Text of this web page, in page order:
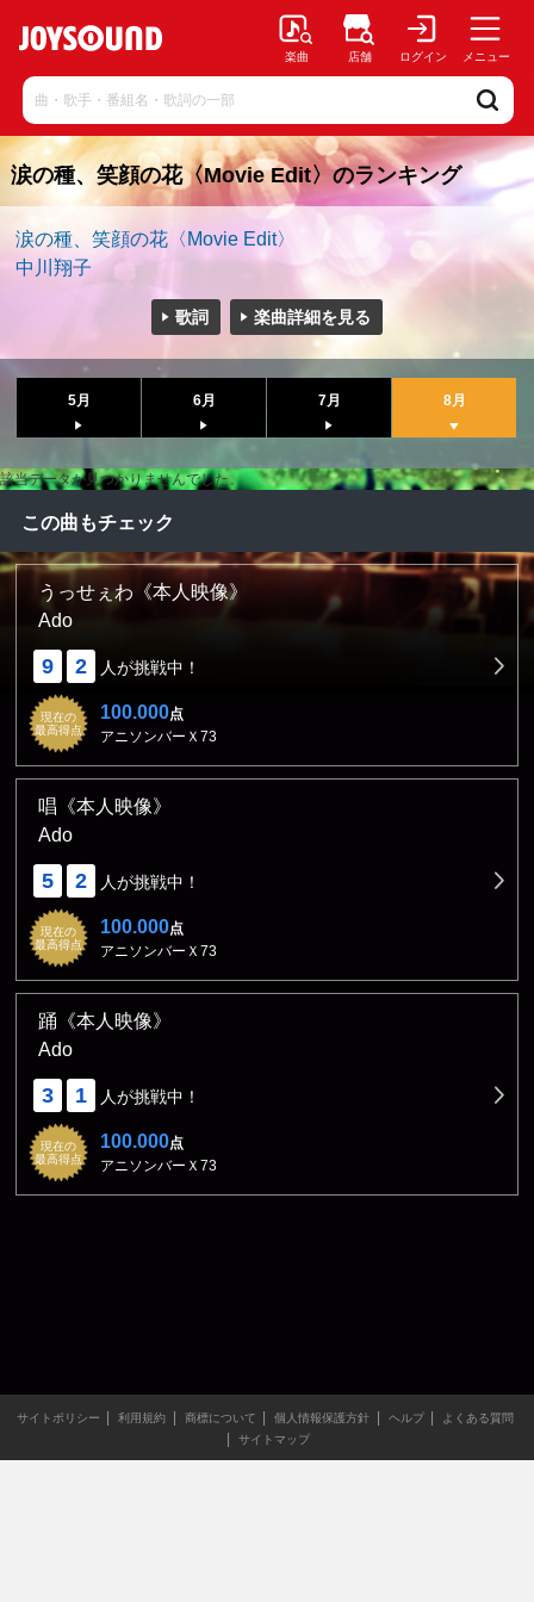
楽曲 店舗 ログイン メニュー
涙の種、笑顔の花〈Movie Edit〉のランキング
涙の種、笑顔の花〈Movie Edit〉
中川翔子
歌詞 楽曲詳細を見る
5月 6月 7月 8月
該当データが見つかりませんでした。
この曲もチェック
うっせぇわ《本人映像》
Ado
9 2 人が挑戦中！
現在の
最高得点
100.000点
アニソンバーＸ73
唱《本人映像》
Ado
5 2 人が挑戦中！
現在の
最高得点
100.000点
アニソンバーＸ73
踊《本人映像》
Ado
3 1 人が挑戦中！
現在の
最高得点
100.000点
アニソンバーＸ73
サイトポリシー 利用規約 商標について 個人情報保護方針 ヘルプ
よくある質問
サイトマップ